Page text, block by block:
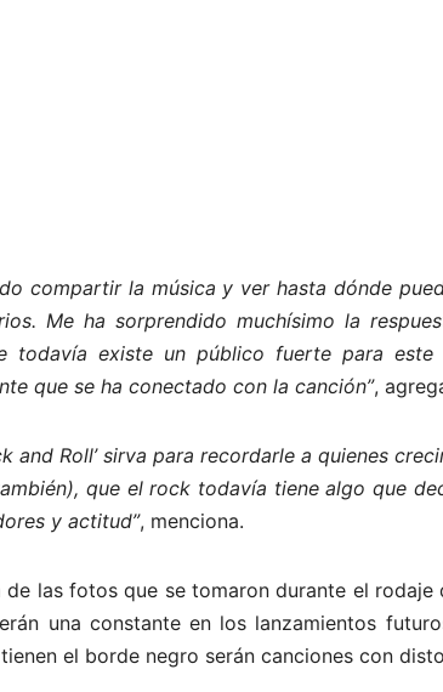
compartir la música y ver hasta dónde
Me ha sorprendido muchísimo la
todavía existe un público fuerte para
que se ha conectado con la canción”,
and Roll’ sirva para recordarle a quienes
que el rock todavía tiene algo que
y actitud”, menciona.
las fotos que se tomaron durante el rodaje
una constante en los lanzamientos
el borde negro serán canciones con